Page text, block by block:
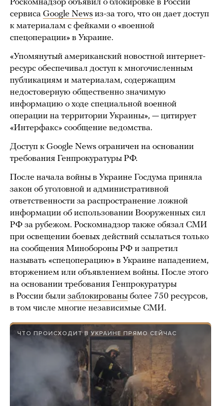
Роскомнадзор объявил о блокировке в России
сервиса Google News из-за того, что он дает доступ
к материалам с фейками о «военной
спецоперации» в Украине.
«Упомянутый американский новостной интернет-
ресурс обеспечивал доступ к многочисленным
публикациям и материалам, содержащим
недостоверную общественно значимую
информацию о ходе специальной военной
операции на территории Украины», — цитирует
«Интерфакс» сообщение ведомства.
Доступ к Google News ограничен на основании
требования Генпрокуратуры РФ.
После начала войны в Украине Госдума приняла
закон об уголовной и административной
ответственности за распространение ложной
информации об использовании Вооруженных сил
РФ за рубежом. Роскомнадзор также обязал СМИ
при освещении боевых действий ссылаться только
на сообщения Минобороны РФ и запретил
называть «спецоперацию» в Украине нападением,
вторжением или объявлением войны. После этого
на основании требования Генпрокуратуры
в России были заблокированы более 750 ресурсов,
в том числе многие независимые СМИ.
ЧТО ПРОИСХОДИТ В УКРАИНЕ ПРЯМО СЕЙЧАС